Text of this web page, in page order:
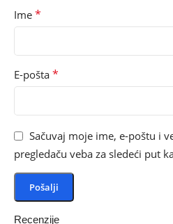
Recenzije
Ime *
E-pošta *
Sačuvaj moje ime, e-poštu i
pregledaču veba za sledeći put